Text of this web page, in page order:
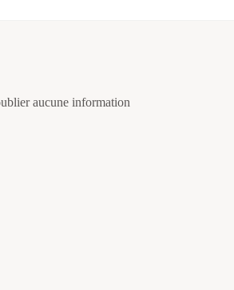
aucune information